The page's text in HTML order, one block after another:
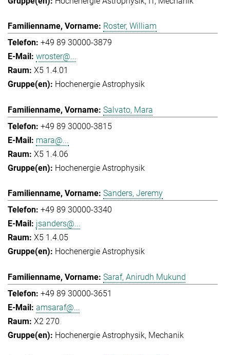
Roster, William
+49 89 30000-3879
wroster@...
X5 1.4.01
Hochenergie Astrophysik
Salvato, Mara
+49 89 30000-3815
mara@...
X5 1.4.06
Hochenergie Astrophysik
Sanders, Jeremy
+49 89 30000-3340
jsanders@...
X5 1.4.05
Hochenergie Astrophysik
Saraf, Anirudh Mukund
+49 89 30000-3651
amsaraf@...
X2 270
Hochenergie Astrophysik Mechanik